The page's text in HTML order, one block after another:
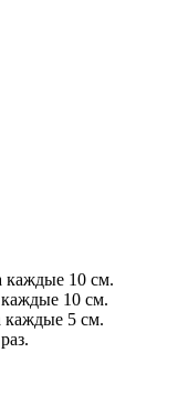
каждые 10 см.
каждые 10 см.
каждые 5 см.